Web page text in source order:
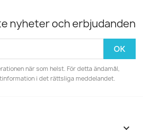
nyheter och erbjudanden
när som helst. För detta ändamål,
i det rättsliga meddelandet.